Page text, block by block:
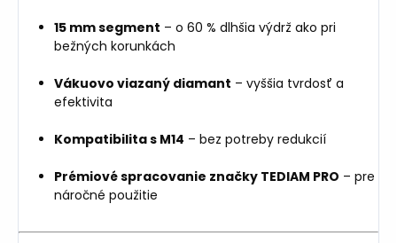
15 mm segment – o 60 % dlhšia výdrž ako pri
bežných korunkách
Vákuovo viazaný diamant – vyššia tvrdosť a
efektivita
Kompatibilita s M14 – bez potreby redukcií
Prémiové spracovanie značky TEDIAM PRO – pre
náročné použitie